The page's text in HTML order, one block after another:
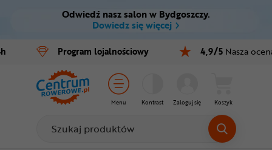
Ctrl M
Menu główne
Filtry
Produkty
Odwiedź nasz salon w Bydgoszczy.
Dowiedz się więcej
Program lojalnościowy 4,9/5 Nasza
Menu Kontrast Zaloguj się Koszyk
Rowery
E-bike
Części
Akcesoria